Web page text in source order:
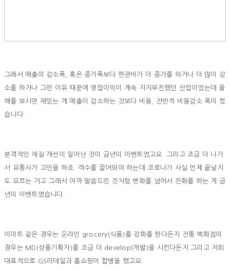
그래서 매출의 감소폭, 혹은 증가폭보다 판관비가 더 증가를 하거나 더 많이 감
소를 하거나 그런 이유 때문에 영업이익이 계속 지지부진했던 산업이었는데 올
해를 보시면 재밌는 게 매출이 감소하는 것보다 비용, 전반적 비용감소 폭이 컸
습니다.
본격적인 체질 개선이 일어난 것이 금년의 이벤트였고요. 그리고 조금 더 나가
서 유통사가 고민을 하죠. 객수를 끌어와야 하는데 코로나가 사실 언제 끝날지
도 모르는 거고 그래서 아까 말씀드린 것처럼 변화를 넘어서 진화를 하는 게 금
년의 이벤트였습니다.
이마트 같은 경우는 온라인 grocery(식품)를 강화를 한다든지 전통 백화점의
경우는 MD(상품기획자)를 조금 더 develop(개발)을 시킨다든지 그리고 저희
대표적으로 GS리테일과 홈쇼핑이 합병을 했고요.